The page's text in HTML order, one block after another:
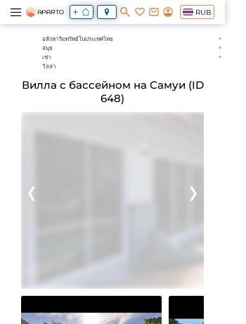
RUB
อสังหาริมทรัพย์ในประเทศไทย
สมุย
เช่า
วิลล่า
Вилла с бассейном на Самуи (ID
648)